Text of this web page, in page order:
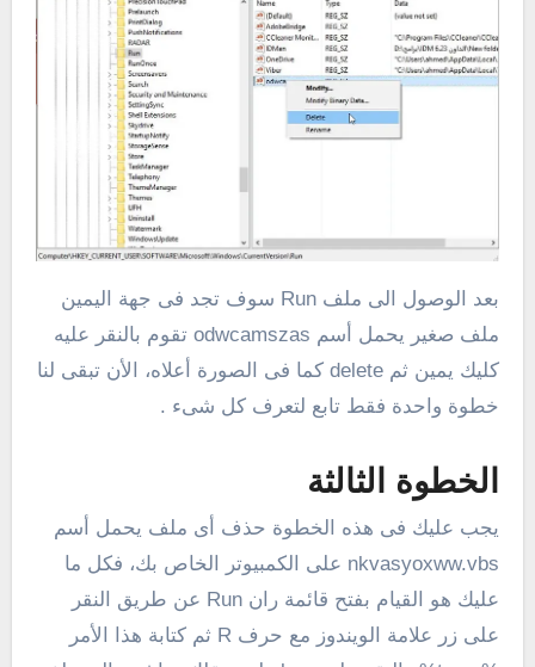
بعد الوصول الى ملف Run سوف تجد فى جهة اليمين
ملف صغير يحمل أسم odwcamszas تقوم بالنقر عليه
كليك يمين ثم delete كما فى الصورة أعلاه، الأن تبقى لنا
خطوة واحدة فقط تابع لتعرف كل شىء .
الخطوة الثالثة
يجب عليك فى هذه الخطوة حذف أى ملف يحمل أسم
nkvasyoxww.vbs على الكمبيوتر الخاص بك، فكل ما
عليك هو القيام بفتح قائمة ران Run عن طريق النقر
على زر علامة الويندوز مع حرف R ثم كتابة هذا الأمر